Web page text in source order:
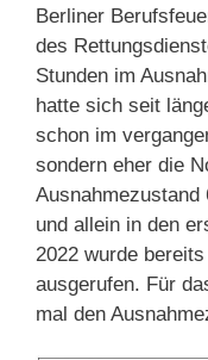
Berliner
des
Stunden im
hatte sich seit
schon im
sondern eher die
Ausnahmezustand
und allein in den
2022 wurde
ausgerufen. Für
mal den